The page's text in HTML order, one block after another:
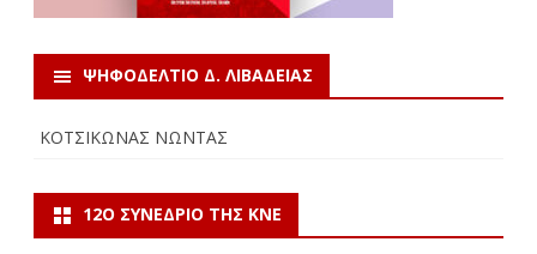
ΨΗΦΟΔΕΛΤΙΟ Δ. ΛΙΒΑΔΕΙΑΣ
ΚΟΤΣΙΚΩΝΑΣ ΝΩΝΤΑΣ
12Ο ΣΥΝΈΔΡΙΟ ΤΗΣ ΚΝΕ